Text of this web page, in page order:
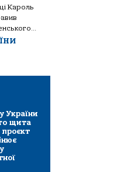
Кароль
України
щита